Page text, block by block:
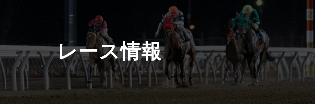
払戻金一覧
騎手成績表
馬番成績表
オッズ
開催カレンダー
重賞競走体系図
スタリオンシリーズ競走
坂路調教映像
遠征馬情報
番組編成要領
重賞競走参考VTR
レースダイジェスト
新馬ダイジェスト
場外発売所
実況・テレホンサービス
発売・払戻
とねっこジンギスカン
いずみ食堂
ルンビニフードカフェ
勝馬屋
レース情報